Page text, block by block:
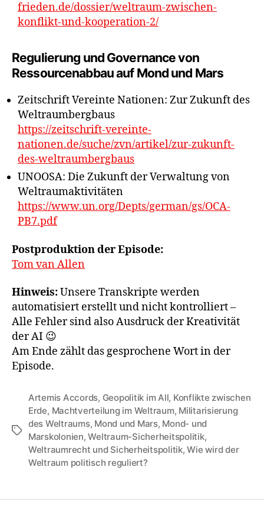
frieden.de/dossier/weltraum-zwischen-
konflikt-und-kooperation-2/
Regulierung und Governance von
Ressourcenabbau auf Mond und Mars
Zeitschrift Vereinte Nationen: Zur Zukunft des
Weltraumbergbaus
https://zeitschrift-vereinte-
nationen.de/suche/zvn/artikel/zur-zukunft-
des-weltraumbergbaus
UNOOSA: Die Zukunft der Verwaltung von
Weltraumaktivitäten
https://www.un.org/Depts/german/gs/OCA-
PB7.pdf
Postproduktion der Episode:
Tom van Allen
Hinweis:Unsere Transkripte werden
automatisiert erstellt und nicht kontrolliert –
Alle Fehler sind also Ausdruck der Kreativität
der AI 😉
Am Ende zählt das gesprochene Wort in der
Episode.
Schlagwörter
Artemis Accords, Geopolitik im All, Konflikte zwischen
Erde, Machtverteilung im Weltraum, Militarisierung
des Weltraums, Mond und Mars, Mond- und
Marskolonien,Weltraum-Sicherheitspolitik,
Weltraumrecht und Sicherheitspolitik,Wie wird der
Weltraum politisch reguliert?